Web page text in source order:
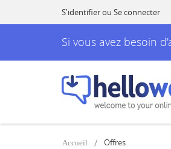
S'identifierou Se connecter
Si vous avez besoin
Accueil Offres